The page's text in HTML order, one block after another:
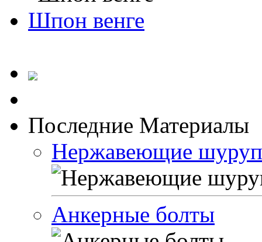
Шпон венге
Последние Материалы
Нержавеющие
Анкерные болты